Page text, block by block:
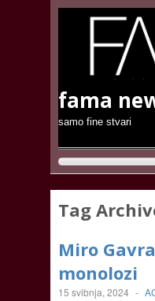
fama
samo fine stvari
Tag
Miro
monolozi
15 svibnja, 2024 -